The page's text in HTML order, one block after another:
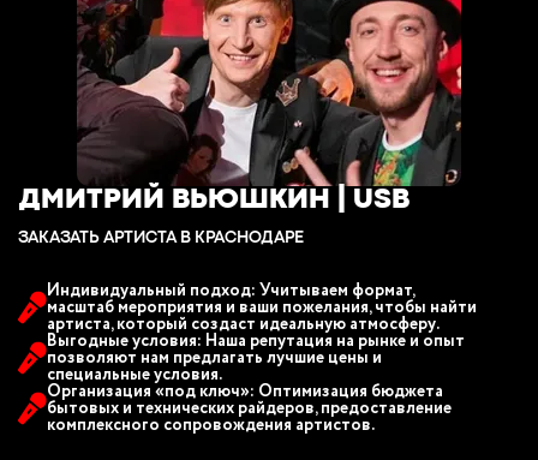
ДМИТРИЙ ВЬЮШКИН | USB
ЗАКАЗАТЬ АРТИСТА В КРАСНОДАРЕ
Индивидуальный подход: Учитываем формат,
масштаб мероприятия и ваши пожелания, чтобы найти
артиста, который создаст идеальную атмосферу.
Выгодные условия: Наша репутация на рынке и опыт
позволяют нам предлагать лучшие цены и
специальные условия.
Организация «под ключ»: Оптимизация бюджета
бытовых и технических райдеров, предоставление
комплексного сопровождения артистов.